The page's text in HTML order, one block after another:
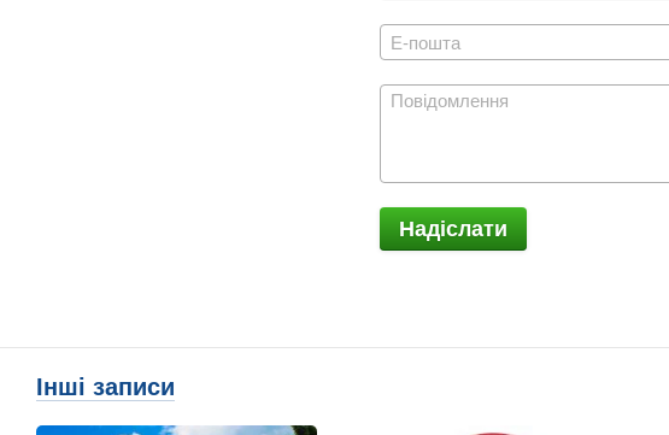
Надіслати
Інші записи